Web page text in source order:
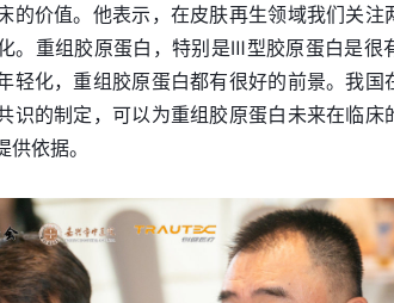
的价值。他表示，在皮肤再生领域我们关
。重组胶原蛋白，特别是Ⅲ型胶原蛋白是很
轻化，重组胶原蛋白都有很好的前景。我
识的制定，可以为重组胶原蛋白未来在临
依据。